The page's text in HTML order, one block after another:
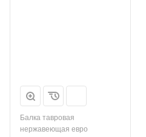
Балка тавровая
нержавеющая евро